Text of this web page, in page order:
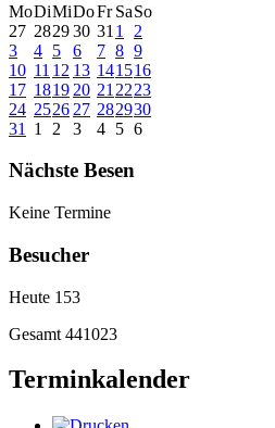
MoDiMiDoFr SaSo
27 282930 31 1
2
3
4 5 6 7 8 9
10 11 12 13 141516
17 1819 20 21 2223
24 2526 27 282930
31
1 2 3 4 5 6
Nächste Besen
Keine Termine
Besucher
Heute 153
Gesamt 441023
Terminkalender